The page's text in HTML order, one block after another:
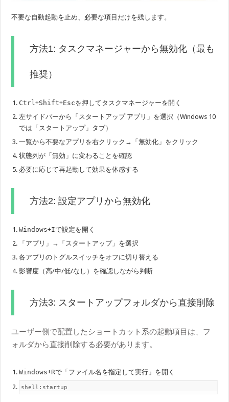
不要な自動起動を止め、必要な項目だけを残します。
方法1: タスクマネージャーから無効化（最も
推奨）
Ctrl+Shift+Escを押してタスクマネージャーを開く
左サイドバーから「スタートアップ アプリ」を選択（Windows 10
では「スタートアップ」タブ）
一覧から不要なアプリを右クリック→「無効化」をクリック
状態列が「無効」に変わることを確認
必要に応じて再起動して効果を体感する
方法2: 設定アプリから無効化
Windows+Iで設定を開く
「アプリ」→「スタートアップ」を選択
各アプリのトグルスイッチをオフに切り替える
影響度（高/中/低/なし）を確認しながら判断
方法3: スタートアップフォルダから直接削除
ユーザー側で配置したショートカット系の起動項目は、フ
ォルダから直接削除する必要があります。
Windows+Rで「ファイル名を指定して実行」を開く
shell:startup